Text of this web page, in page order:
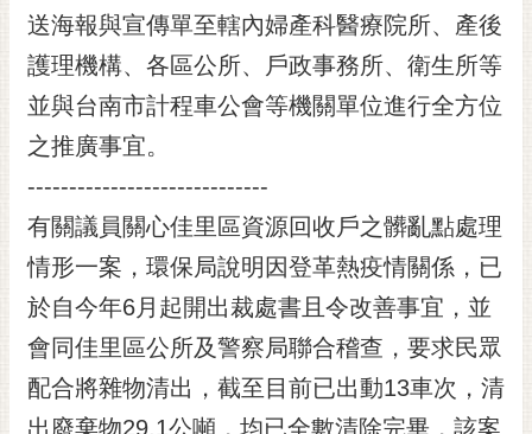
送海報與宣傳單至轄內婦產科醫療院所、產後
護理機構、各區公所、戶政事務所、衛生所等
並與台南市計程車公會等機關單位進行全方位
之推廣事宜。
-----------------------------
有關議員關心佳里區資源回收戶之髒亂點處理
情形一案，環保局說明因登革熱疫情關係，已
於自今年6月起開出裁處書且令改善事宜，並
會同佳里區公所及警察局聯合稽查，要求民眾
配合將雜物清出，截至目前已出動13車次，清
出廢棄物29.1公噸，均已全數清除完畢，該案